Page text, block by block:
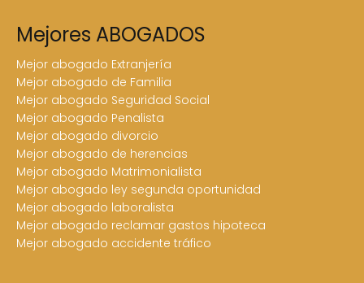
Mejores ABOGADOS
Mejor abogado Extranjería
Mejor abogado de Familia
Mejor abogado Seguridad Social
Mejor abogado Penalista
Mejor abogado divorcio
Mejor abogado de herencias
Mejor abogado Matrimonialista
Mejor abogado ley segunda oportunidad
Mejor abogado laboralista
Mejor abogado reclamar gastos hipoteca
Mejor abogado accidente tráfico